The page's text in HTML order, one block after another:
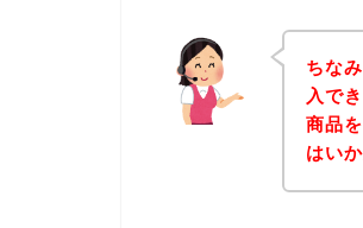
ちな
入で
商品
はい